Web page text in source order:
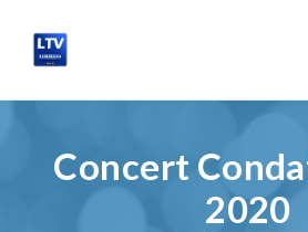
Concert
2020